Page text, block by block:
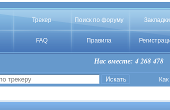
Трекер Поиск по форуму Закладки
FAQ Правила
Нас вместе: 4 268 478